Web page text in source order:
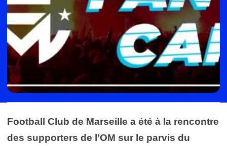
Football Club de Marseille a été à la rencontre
des supporters de l’OM sur le parvis du